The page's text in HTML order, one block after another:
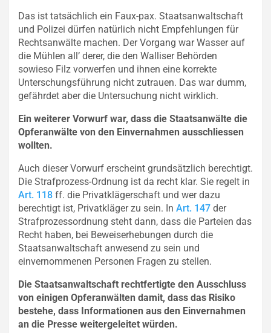
Das ist tatsächlich ein Faux-pax. Staatsanwaltschaft
und Polizei dürfen natürlich nicht Empfehlungen für
Rechtsanwälte machen. Der Vorgang war Wasser auf
die Mühlen all’ derer, die den Walliser Behörden
sowieso Filz vorwerfen und ihnen eine korrekte
Unterschungsführung nicht zutrauen. Das war dumm,
gefährdet aber die Untersuchung nicht wirklich.
Ein weiterer Vorwurf war, dass die Staatsanwälte die
Opferanwälte von den Einvernahmen ausschliessen
wollten.
Auch dieser Vorwurf erscheint grundsätzlich berechtigt.
Die Strafprozess-Ordnung ist da recht klar. Sie regelt in
Art. 118 ff. die Privatklägerschaft und wer dazu
berechtigt ist, Privatkläger zu sein. In Art. 147 der
Strafprozessordnung steht dann, dass die Parteien das
Recht haben, bei Beweiserhebungen durch die
Staatsanwaltschaft anwesend zu sein und
einvernommenen Personen Fragen zu stellen.
Die Staatsanwaltschaft rechtfertigte den Ausschluss
von einigen Opferanwälten damit, dass das Risiko
bestehe, dass Informationen aus den Einvernahmen
an die Presse weitergeleitet würden.